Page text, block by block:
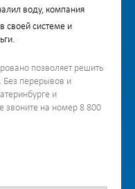
воду, компания
своей системе и
позволяет решить
перерывов и
и
звоните на номер 8 800